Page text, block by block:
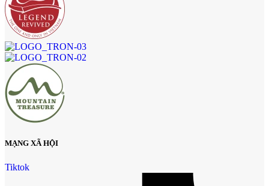
MẠNG XÃ HỘI
Tiktok